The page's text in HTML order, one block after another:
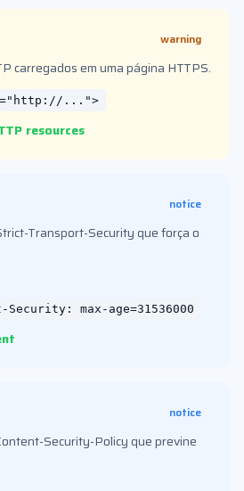
warning
carregados em uma página HTTPS.
...">
resources
notice
Transport-Security que força o
max-age=31536000
notice
Security-Policy que previne